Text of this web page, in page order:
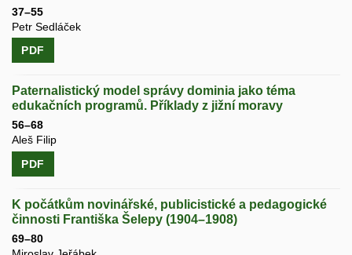
37–55
Petr Sedláček
PDF
Paternalistický model správy dominia jako téma
edukačních programů. Příklady z jižní moravy
56–68
Aleš Filip
PDF
K počátkům novinářské, publicistické a pedagogické
činnosti Františka Šelepy (1904–1908)
69–80